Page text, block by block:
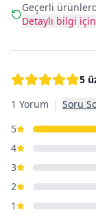
Geçerli
Detaylı bilgi için
5
1 Yorum | Soru
5
4
3
2
1